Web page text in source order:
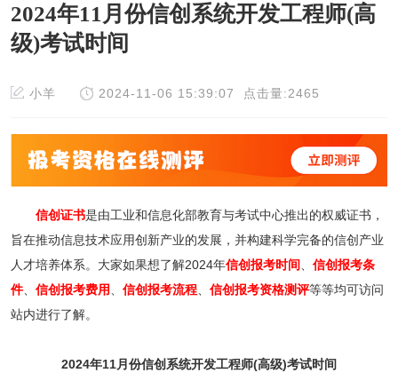
2024年11月份信创系统开发工程师(高
级)考试时间
小羊 2024-11-06 15:39:07 点击量:2465
信创证书是由工业和信息化部教育与考试中心推出的权威证书，
旨在推动信息技术应用创新产业的发展，并构建科学完备的信创产业
人才培养体系。大家如果想了解2024年信创报考时间、 信创报考条
件、 信创报考费用、 信创报考流程、 信创报考资格测评等等均可访问
站内进行了解。
2024年11月份信创系统开发工程师(高级)考试时间